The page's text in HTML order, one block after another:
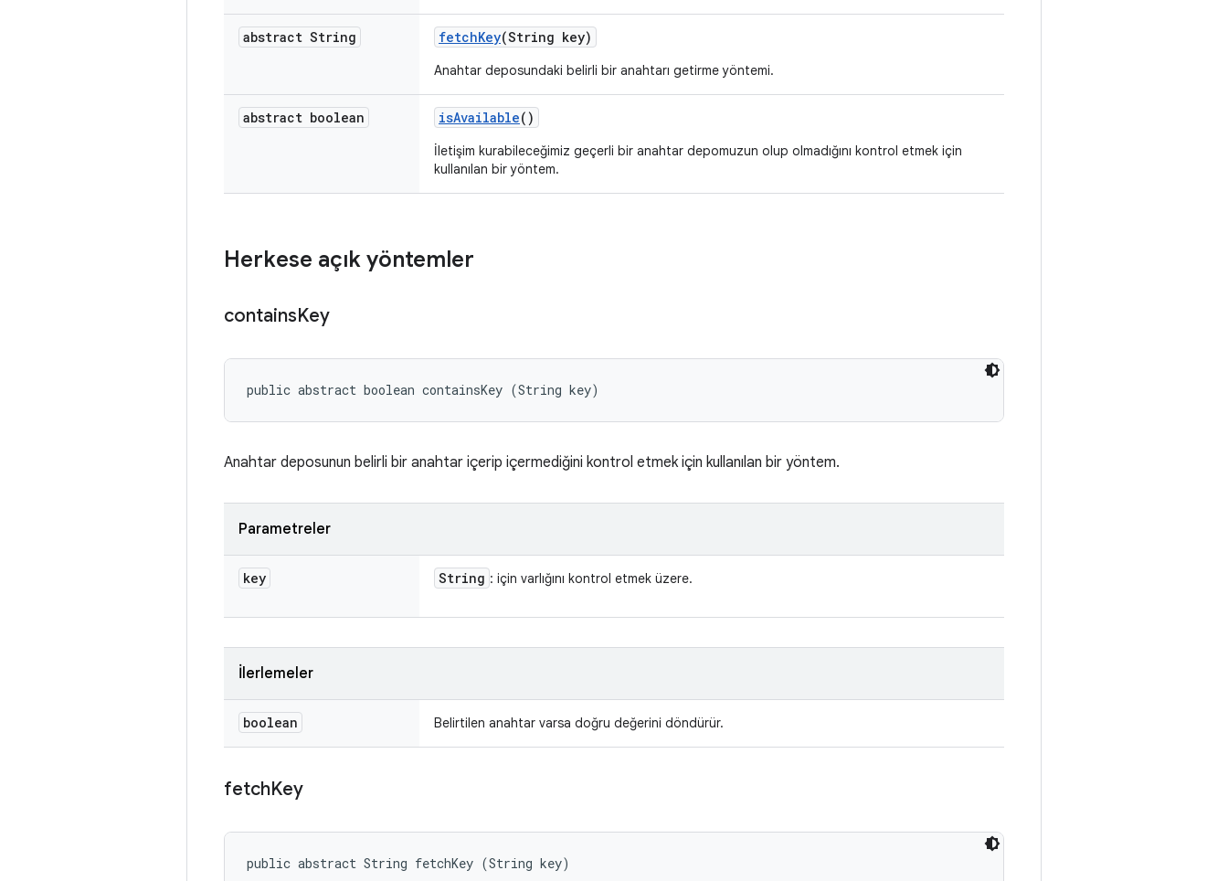
abstract String fetchKey(String key)
Anahtar deposundaki belirli bir anahtarı getirme yöntemi.
abstract boolean isAvailable()
İletişim kurabileceğimiz geçerli bir anahtar depomuzun olup olmadığını kontrol etmek için
kullanılan bir yöntem.
Herkese açık yöntemler
containsKey
public abstract boolean containsKey (String key)
Anahtar deposunun belirli bir anahtar içerip içermediğini kontrol etmek için kullanılan bir yöntem.
Parametreler
key String : için varlığını kontrol etmek üzere.
İlerlemeler
boolean Belirtilen anahtar varsa doğru değerini döndürür.
fetchKey
public abstract String fetchKey (String key)